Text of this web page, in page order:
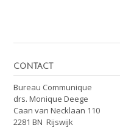
CONTACT
Bureau Communique
drs. Monique Deege
Caan van Necklaan 110
2281 BN Rijswijk